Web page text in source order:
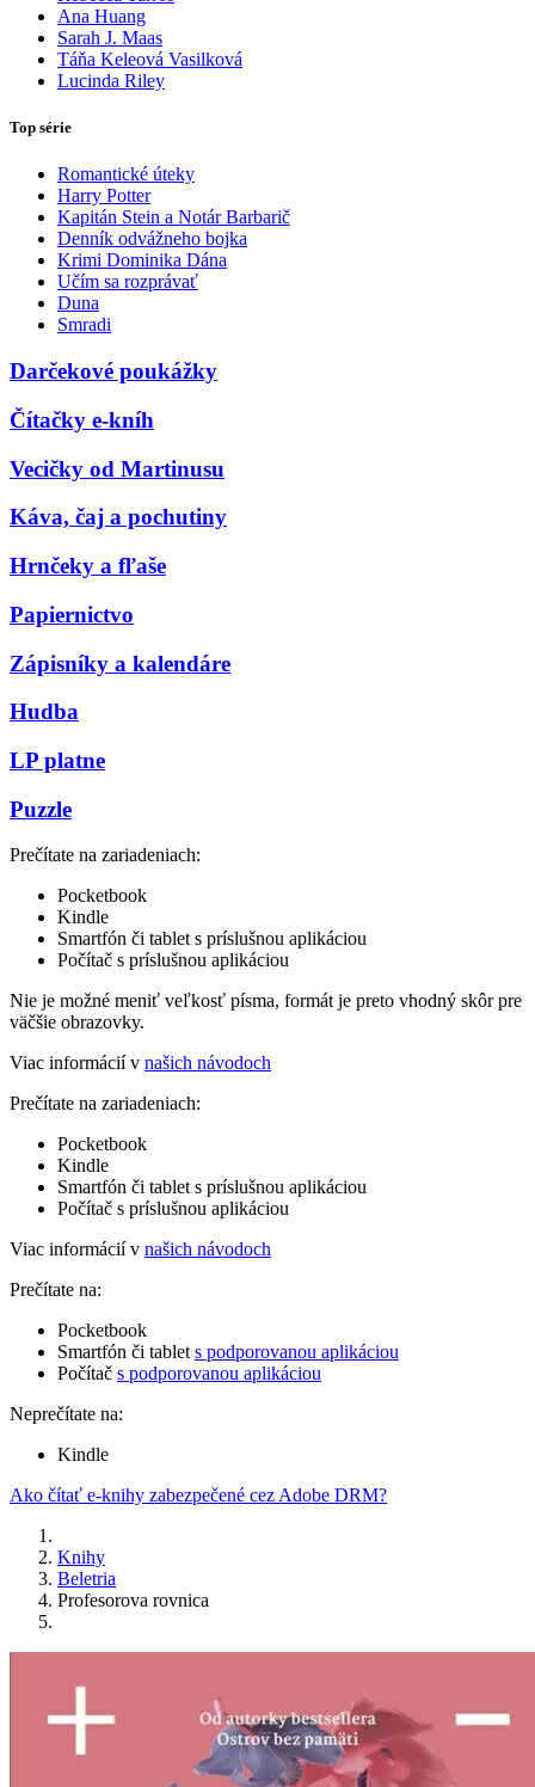
Ana Huang
Sarah J. Maas
Táňa Keleová Vasilková
Lucinda Riley
Top série
Romantické úteky
Harry Potter
Kapitán Stein a Notár Barbarič
Denník odvážneho bojka
Krimi Dominika Dána
Učím sa rozprávať
Duna
Smradi
Darčekové poukážky
Čítačky e-kníh
Vecičky od Martinusu
Káva, čaj a pochutiny
Hrnčeky a fľaše
Papiernictvo
Zápisníky a kalendáre
Hudba
LP platne
Puzzle
Prečítate na zariadeniach:
Pocketbook
Kindle
Smartfón či tablet s príslušnou aplikáciou
Počítač s príslušnou aplikáciou
Nie je možné meniť veľkosť písma, formát je preto vhodný skôr pre
väčšie obrazovky.
Viac informácií v našich návodoch
Prečítate na zariadeniach:
Pocketbook
Kindle
Smartfón či tablet s príslušnou aplikáciou
Počítač s príslušnou aplikáciou
Viac informácií v našich návodoch
Prečítate na:
Pocketbook
Smartfón či tablet s podporovanou aplikáciou
Počítač s podporovanou aplikáciou
Neprečítate na:
Kindle
Ako čítať e-knihy zabezpečené cez Adobe DRM?
Knihy
Beletria
Profesorova rovnica